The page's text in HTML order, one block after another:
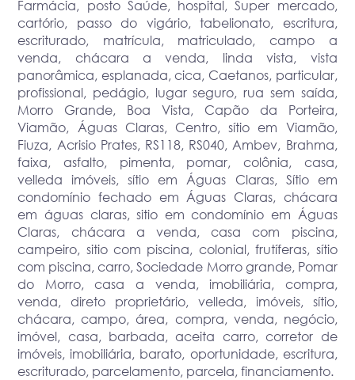
Farmácia, posto Saúde, hospital, Super mercado,
cartório, passo do vigário, tabelionato, escritura,
escriturado, matrícula, matriculado, campo a
venda, chácara a venda, linda vista, vista
panorâmica, esplanada, cica, Caetanos, particular,
profissional, pedágio, lugar seguro, rua sem saída,
Morro Grande, Boa Vista, Capão da Porteira,
Viamão, Águas Claras, Centro, sítio em Viamão,
Fiuza, Acrisio Prates, RS118, RS040, Ambev, Brahma,
faixa, asfalto, pimenta, pomar, colônia, casa,
velleda imóveis, sítio em Águas Claras, Sítio em
condomínio fechado em Águas Claras, chácara
em águas claras, sitio em condomínio em Águas
Claras, chácara a venda, casa com piscina,
campeiro, sitio com piscina, colonial, frutíferas, sítio
com piscina, carro, Sociedade Morro grande, Pomar
do Morro, casa a venda, imobiliária, compra,
venda, direto proprietário, velleda, imóveis, sítio,
chácara, campo, área, compra, venda, negócio,
imóvel, casa, barbada, aceita carro, corretor de
imóveis, imobiliária, barato, oportunidade, escritura,
escriturado, parcelamento, parcela, financiamento.